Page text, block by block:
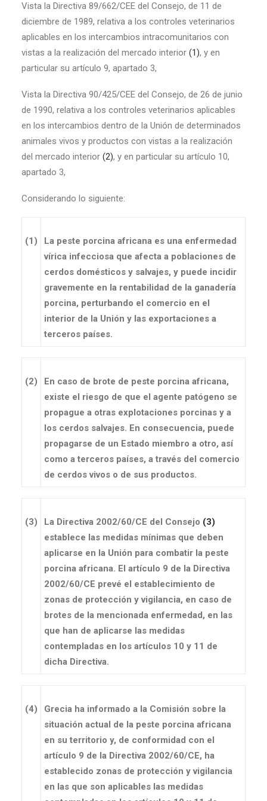
Vista la Directiva 89/662/CEE del Consejo, de 11 de
diciembre de 1989, relativa a los controles veterinarios
aplicables en los intercambios intracomunitarios con
vistas a la realización del mercado interior (1), y en
particular su artículo 9, apartado 3,
Vista la Directiva 90/425/CEE del Consejo, de 26 de junio
de 1990, relativa a los controles veterinarios aplicables
en los intercambios dentro de la Unión de determinados
animales vivos y productos con vistas a la realización
del mercado interior (2), y en particular su artículo 10,
apartado 3,
Considerando lo siguiente:
(1)
La peste porcina africana es una enfermedad
vírica infecciosa que afecta a poblaciones de
cerdos domésticos y salvajes, y puede incidir
gravemente en la rentabilidad de la ganadería
porcina, perturbando el comercio en el
interior de la Unión y las exportaciones a
terceros países.
(2)
En caso de brote de peste porcina africana,
existe el riesgo de que el agente patógeno se
propague a otras explotaciones porcinas y a
los cerdos salvajes. En consecuencia, puede
propagarse de un Estado miembro a otro, así
como a terceros países, a través del comercio
de cerdos vivos o de sus productos.
(3) La Directiva 2002/60/CE del Consejo (3)
establece las medidas mínimas que deben
aplicarse en la Unión para combatir la peste
porcina africana. El artículo 9 de la Directiva
2002/60/CE prevé el establecimiento de
zonas de protección y vigilancia, en caso de
brotes de la mencionada enfermedad, en las
que han de aplicarse las medidas
contempladas en los artículos 10 y 11 de
dicha Directiva.
(4)
Grecia ha informado a la Comisión sobre la
situación actual de la peste porcina africana
en su territorio y, de conformidad con el
artículo 9 de la Directiva 2002/60/CE, ha
establecido zonas de protección y vigilancia
en las que son aplicables las medidas